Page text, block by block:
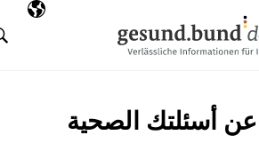
اللغة
البحث
أسئلتك الصحية